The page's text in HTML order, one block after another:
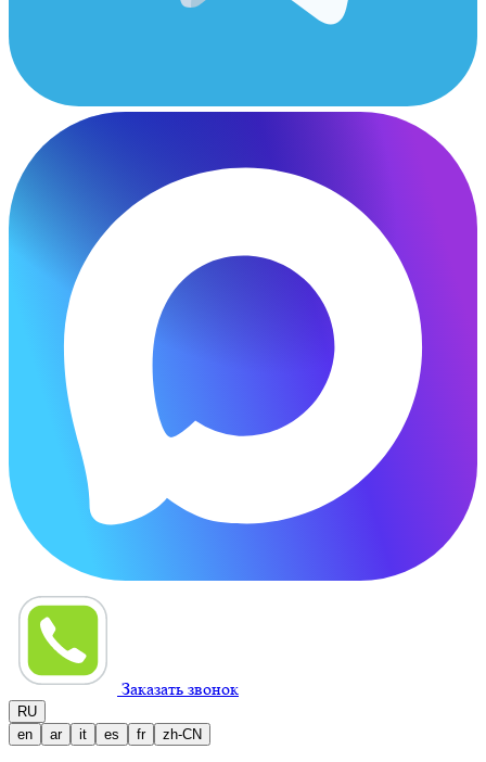
Заказать звонок
RU
en
ar it es fr zh-CN